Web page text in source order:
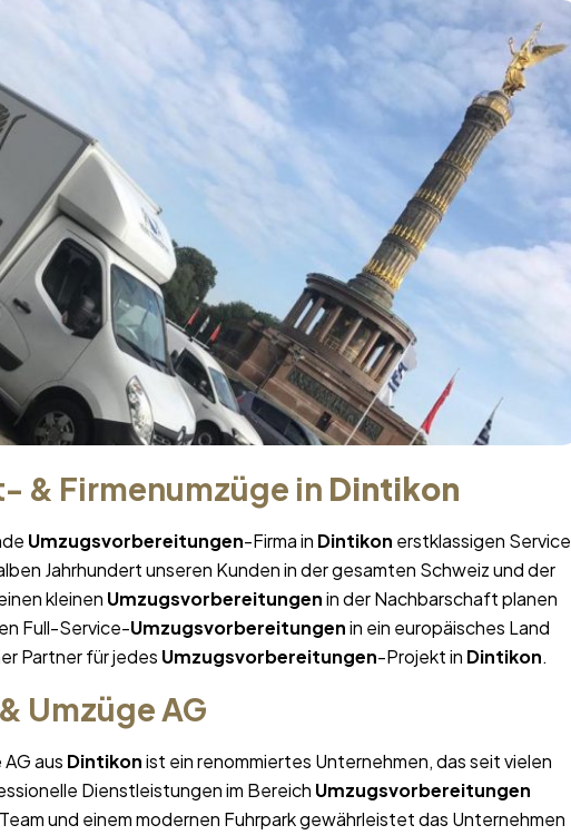
& Firmenumzüge in Dintikon
Umzugsvorbereitungen-Firma in Dintikon erstklassigen Service
Jahrhundert unseren Kunden in der gesamten Schweiz und der
kleinen Umzugsvorbereitungenin der Nachbarschaft planen
Full-Service-Umzugsvorbereitungenin ein europäisches Land
Partner für jedes Umzugsvorbereitungen-Projekt in Dintikon.
Umzüge AG
aus Dintikonist ein renommiertes Unternehmen, das seit vielen
Dienstleistungen im Bereich Umzugsvorbereitungen
und einem modernen Fuhrpark gewährleistet das Unternehmen